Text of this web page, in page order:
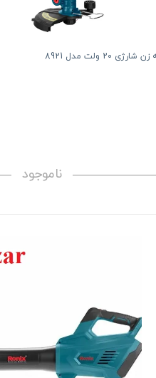
20 ولت مدل 8921
ناموجود